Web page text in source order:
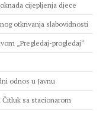
cijepljenja djece
otkrivanja slabovidnosti
„Pregledaj-progledaj“
odnos u Javnu
sa stacionarom